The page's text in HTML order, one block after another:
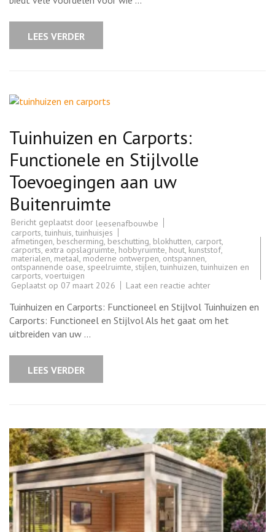
LEES VERDER
Tuinhuizen en Carports:
Functionele en Stijlvolle
Toevoegingen aan uw
Buitenruimte
Bericht geplaatst door leesenafbouwbe
carports,tuinhuis,tuinhuisjes
afmetingen, bescherming, beschutting, blokhutten, carport,
carports, extra opslagruimte, hobbyruimte, hout, kunststof,
materialen, metaal, moderne ontwerpen, ontspannen,
ontspannende oase, speelruimte, stijlen,tuinhuizen,tuinhuizen en
carports, voertuigen
Geplaatst op 07 maart 2026 Laat een reactie achterop
en
Carports:
Functionele
en
Tuinhuizen en Carports: Functioneel en Stijlvol Tuinhuizen en
Carports: Functioneel en Stijlvol Als het gaat om het
uitbreiden van uw …
LEES VERDER